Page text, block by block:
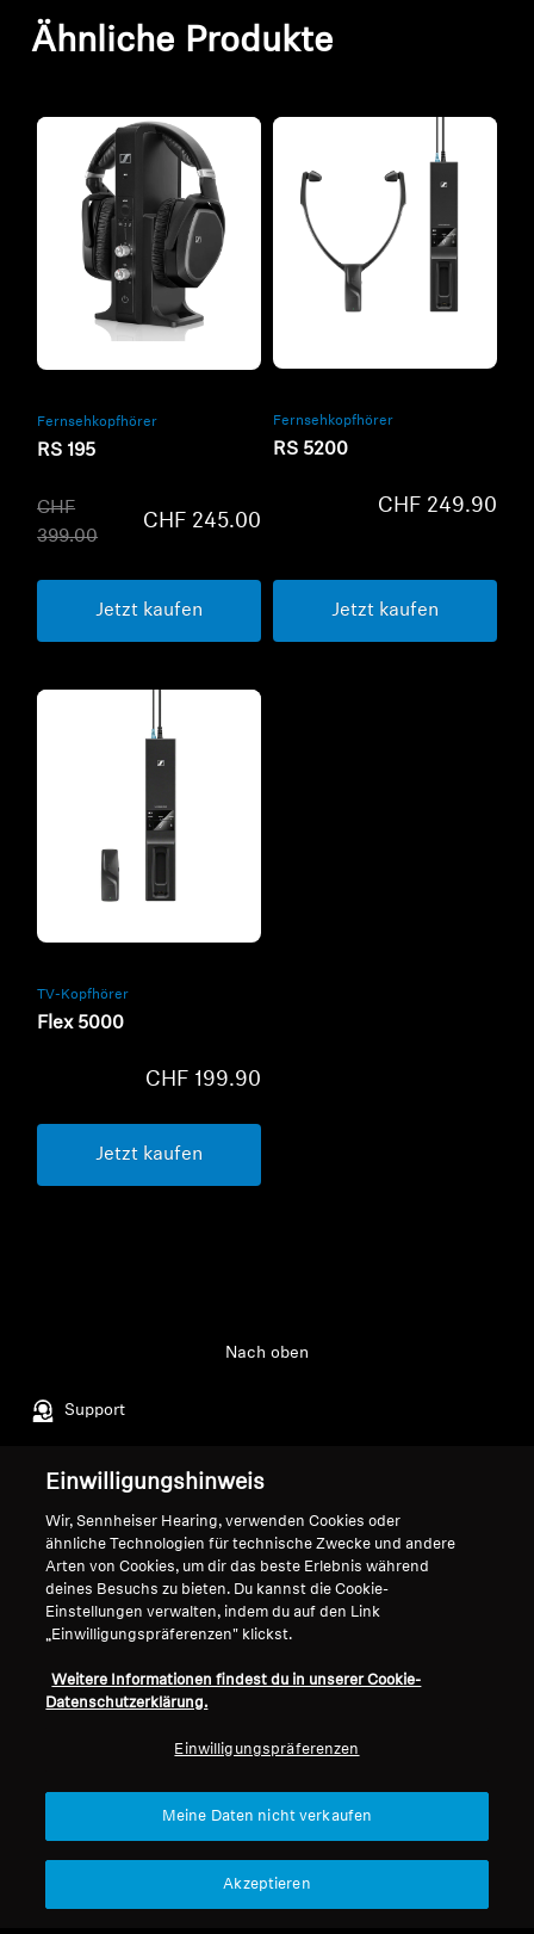
Ähnliche Produkte
Fernsehkopfhörer
RS 195
CHF
399.00
CHF 245.00
Jetzt kaufen
Fernsehkopfhörer
RS 5200
CHF 249.90
Jetzt kaufen
TV-Kopfhörer
Flex 5000
CHF 199.90
Jetzt kaufen
Support
Nach oben
Impressum
Globale Datenschutzrichtlinie
Allgemeine
Geschäftsbedingungen für
Online-Verkäufe an Verbraucher
Richtlinie zur koordinierten
Offenlegung von
Sicherheitslücken
Karriere bei Sonova
Pressekontakte
Markenbotschafter
Einwilligungshinweis
Wir, Sennheiser Hearing, verwenden Cookies oder
ähnliche Technologien für technische Zwecke und andere
Arten von Cookies, um dir das beste Erlebnis während
deines Besuchs zu bieten. Du kannst die Cookie-
Einstellungen verwalten, indem du auf den Link
„Einwilligungspräferenzen" klickst.
Weitere Informationen findest du in unserer Cookie-
Datenschutzerklärung.
Einwilligungspräferenzen
Meine Daten nicht verkaufen
Akzeptieren